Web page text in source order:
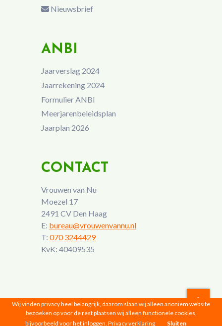
Nieuwsbrief
ANBI
Jaarverslag 2024
Jaarrekening 2024
Formulier ANBI
Meerjarenbeleidsplan
Jaarplan 2026
CONTACT
Vrouwen van Nu
Moezel 17
2491 CV Den Haag
E: bureau@vrouwenvannu.nl
T: 070 3244429
KvK: 40409535
Vrouwen van Nu © 2026 |Privacyverklaring
Wij vinden privacy heel belangrijk, daarom slaan wij alleen anoniem website
bezoeken op voor de rest plaatsen wij alleen functionele cookies,
bijvoorbeeld voor het inloggen. Privacy verklaring Sluiten